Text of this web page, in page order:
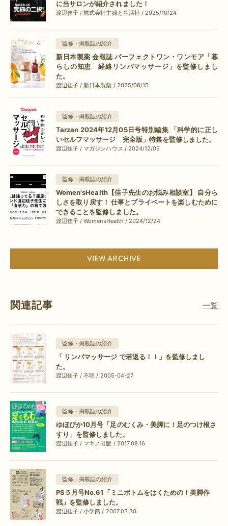
に当サロンが紹介されました！
渡辺佳子 / 株式会社主婦と生活社 / 2025/10/24
監修・掲載誌の紹介
新日本製薬 会報誌 パーフェクトワン・ワンモア「暮
らしの知恵 経絡リンパマッサージ」を監修しまし
た。
渡辺佳子 / 新日本製薬 / 2025/08/15
監修・掲載誌の紹介
Tarzan 2024年12月05日号特別編集 「科学的に正し
いセルフマッサージ 完全版」特集を監修しました。
渡辺佳子 / マガジンハウス / 2024/12/05
監修・掲載誌の紹介
Women'sHealth【佳子先生のお悩み相談室】 自分ら
しさを取り戻す！ 仕事とプライベートを楽しむために
できることを監修しました。
渡辺佳子 / WomensHealth / 2024/12/24
VIEW ARCHIVE
関連記事 一覧
監修・掲載誌の紹介
「 リンパマッサージ で若返る！！」を監修しまし
た。
渡辺佳子 / 不明 / 2005-04-27
監修・掲載誌の紹介
ゆほびか10月号「足のむくみ・美脚に！足のつけ根さ
すり」を監修しました。
渡辺佳子 / マキノ出版 / 2017.08.16
監修・掲載誌の紹介
PS５月号No.61「ミニボトムをはくための！美脚作
戦」を監修しました。
渡辺佳子 / 小学館 / 2007.03.30